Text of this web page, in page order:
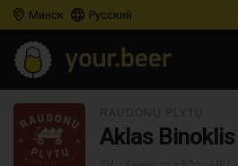
Минск Русский
Aklas Binoklis